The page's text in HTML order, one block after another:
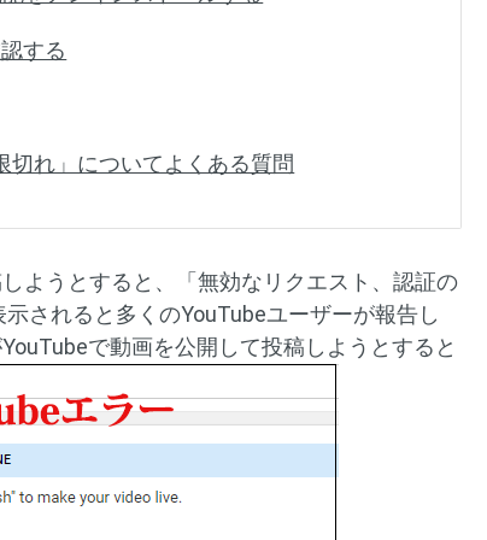
する
切れ」についてよくある質問
ようとすると、「無効なリクエスト、認証の
されると多くのYouTubeユーザーが報告し
で動画を公開して投稿しようとすると